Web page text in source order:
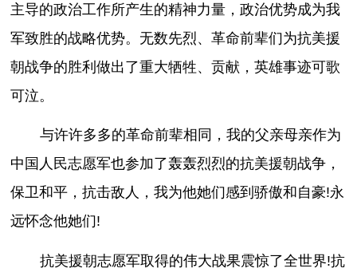
主导的政治工作所产生的精神力量，政治优势成为我
军致胜的战略优势。无数先烈、革命前辈们为抗美援
朝战争的胜利做出了重大牺牲、贡献，英雄事迹可歌
可泣。
与许许多多的革命前辈相同，我的父亲母亲作为
中国人民志愿军也参加了轰轰烈烈的抗美援朝战争，
保卫和平，抗击敌人，我为他她们感到骄傲和自豪!永
远怀念他她们!
抗美援朝志愿军取得的伟大战果震惊了全世界!抗